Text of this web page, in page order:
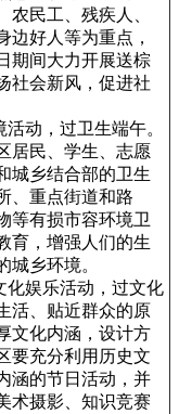
农民工、残疾人、
边好人等为重点，
期间大力开展送棕
社会新风，促进社
，过卫生端午。
居民、学生、志愿
城乡结合部的卫生
、重点街道和路
等有损市容环境卫
育，增强人们的生
城乡环境。
乐活动，过文化
活、贴近群众的原
文化内涵，设计方
要充分利用历史文
涵的节日活动，并
术摄影、知识竞赛